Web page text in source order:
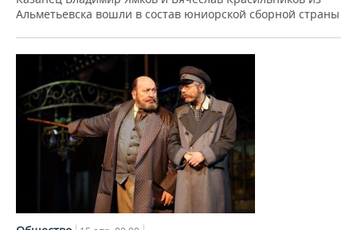
Альметьевска вошли в состав юниорской сборной страны